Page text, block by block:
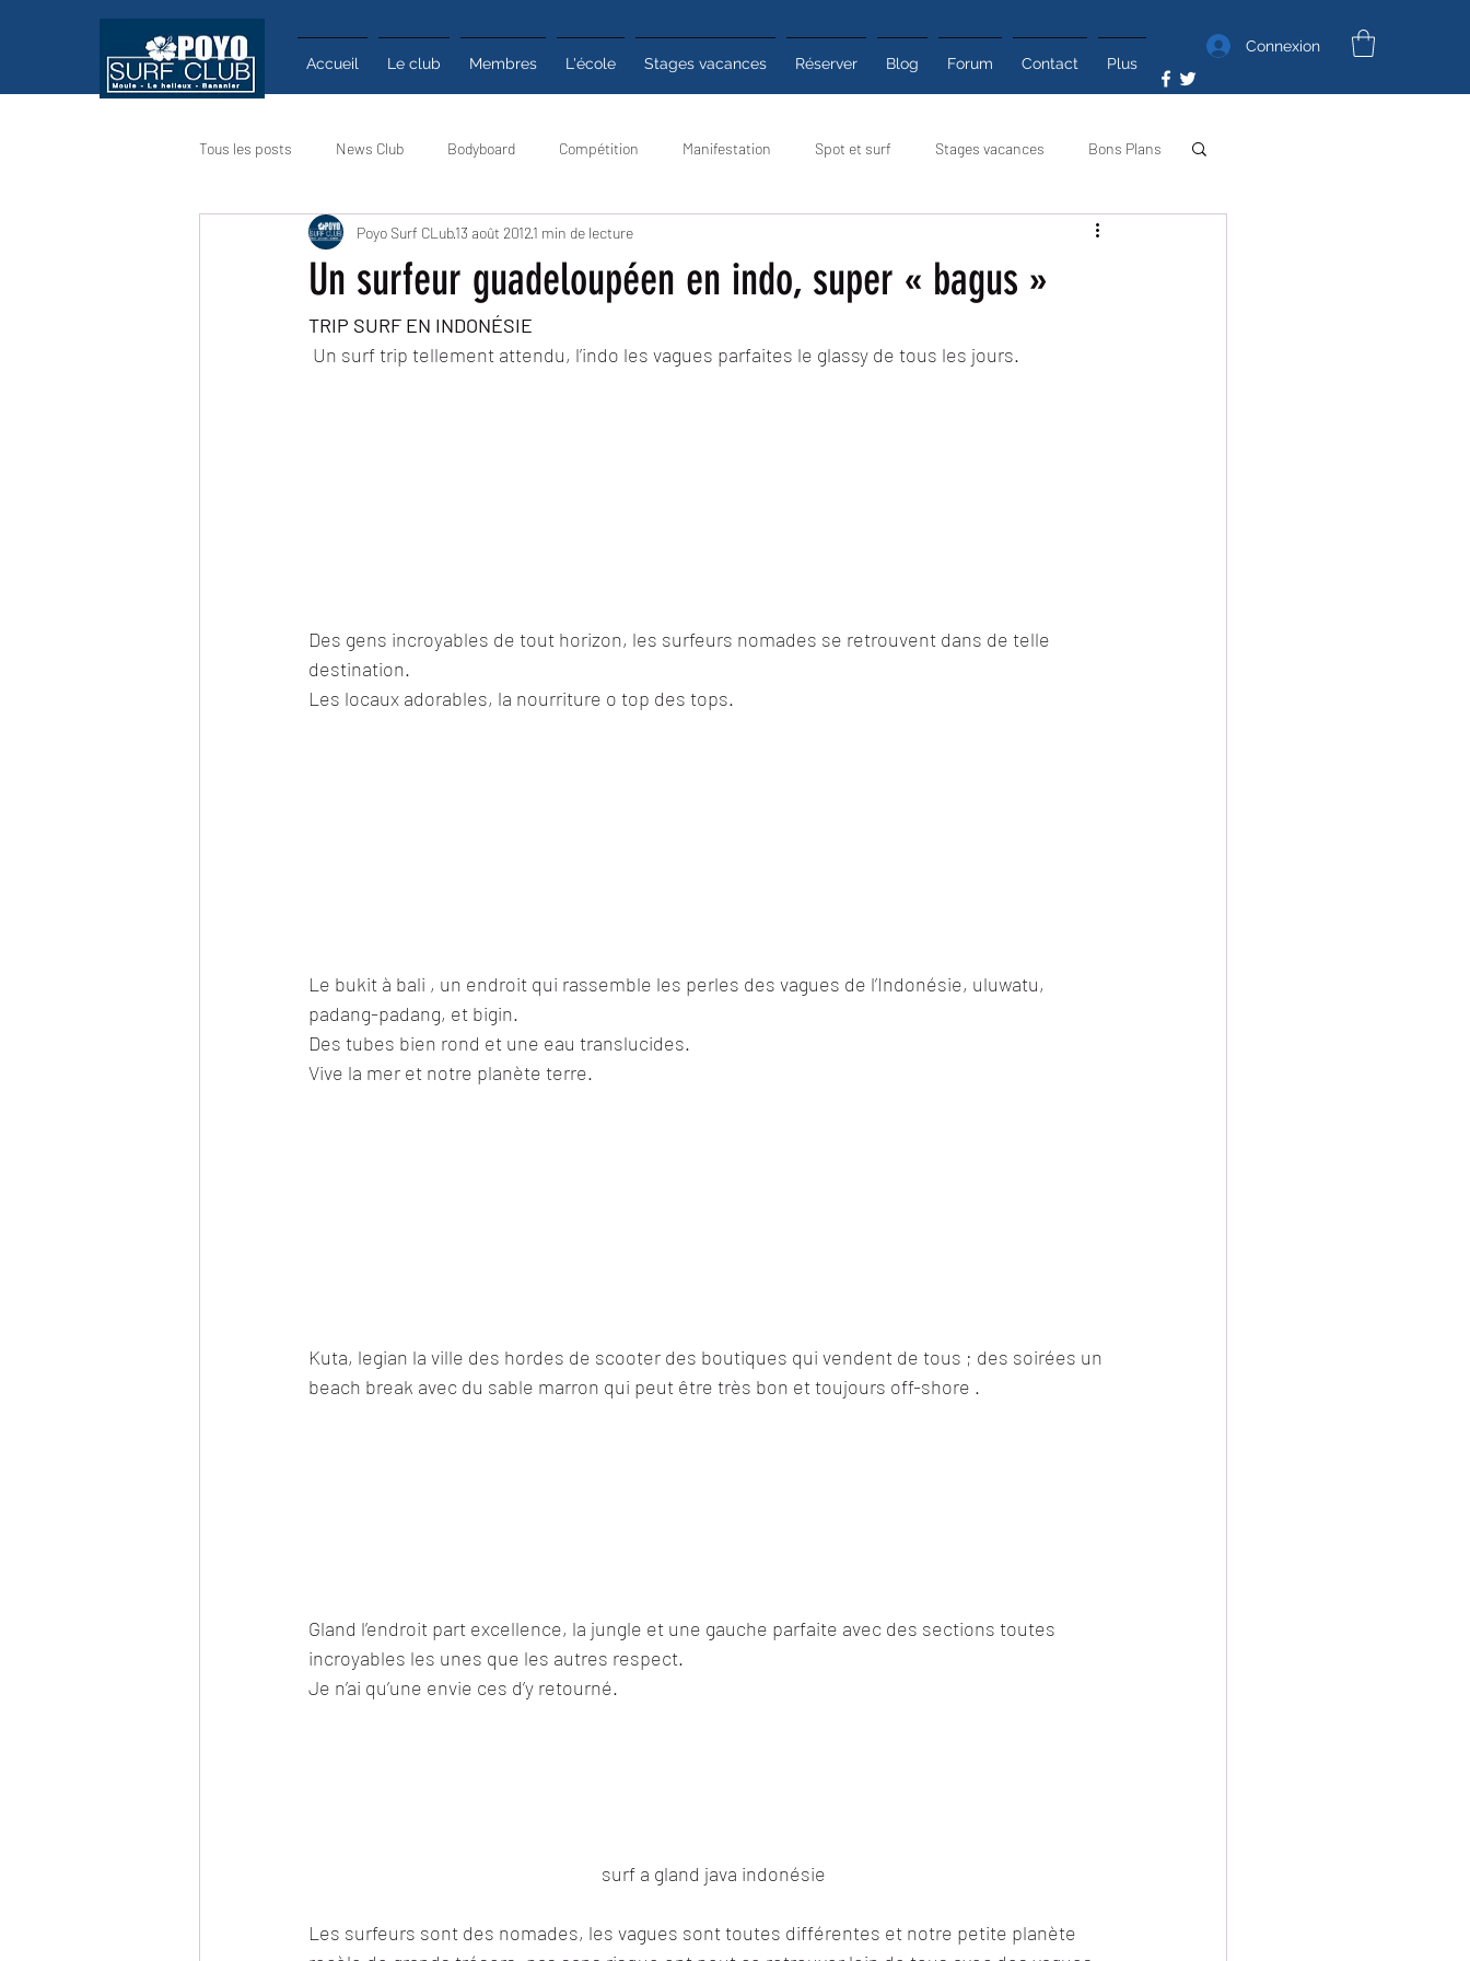
Accueil Le club Membres L'école Stages vacances Réserver Blog Forum Contact Plus
Connexion
Tous les posts News Club Bodyboard Compétition Manifestation Spot et surf Stages vacances Bons Plans
Actualité Infos pratiques Club
Un surfeur guadeloupéen en indo, super « bagus »
Poyo Surf CLub13 août 20121 min de lecture
TRIP SURF EN INDONÉSIE
Un surf trip tellement attendu, l’indo les vagues parfaites le glassy de tous les jours.
Des gens incroyables de tout horizon, les surfeurs nomades se retrouvent dans de telle
destination.
Les locaux adorables, la nourriture o top des tops.
Le bukit à bali , un endroit qui rassemble les perles des vagues de l’Indonésie, uluwatu,
padang-padang, et bigin.
Des tubes bien rond et une eau translucides.
Vive la mer et notre planète terre.
Kuta, legian la ville des hordes de scooter des boutiques qui vendent de tous ; des soirées un
beach break avec du sable marron qui peut être très bon et toujours off-shore .
Gland l’endroit part excellence, la jungle et une gauche parfaite avec des sections toutes
incroyables les unes que les autres respect.
Je n’ai qu’une envie ces d’y retourné.
surf a gland java indonésie
Les surfeurs sont des nomades, les vagues sont toutes différentes et notre petite planète